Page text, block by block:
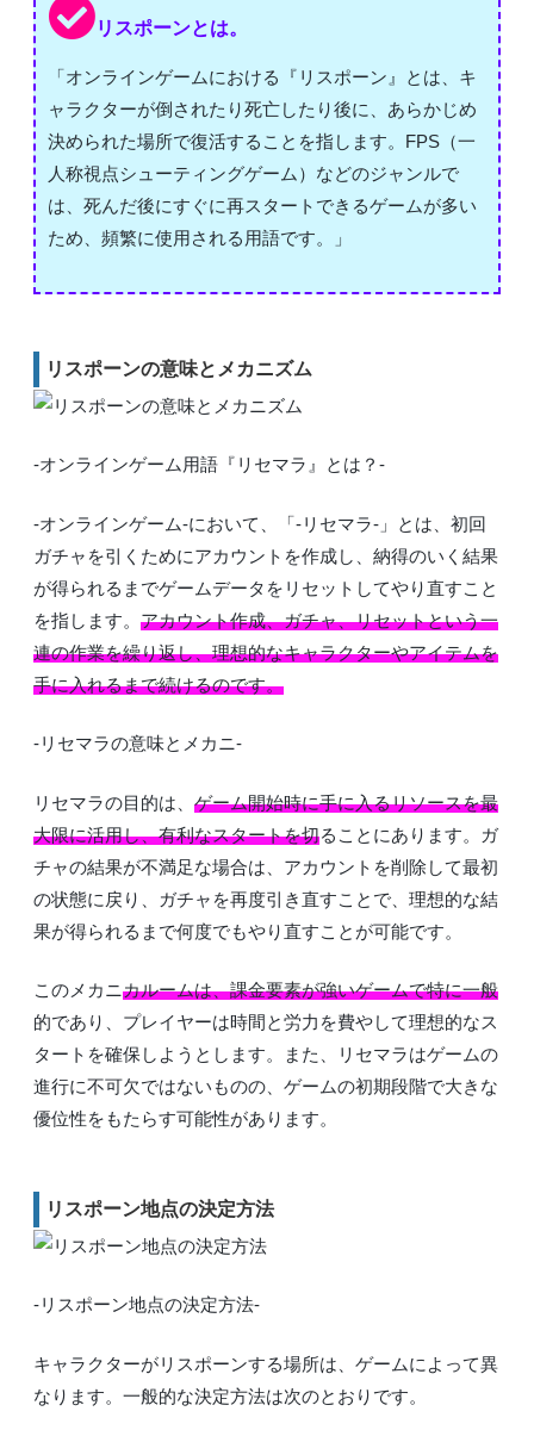
リスポーンとは。
「オンラインゲームにおける『リスポーン』とは、キ
ャラクターが倒されたり死亡したり後に、あらかじめ
決められた場所で復活することを指します。FPS（一
人称視点シューティングゲーム）などのジャンルで
は、死んだ後にすぐに再スタートできるゲームが多い
ため、頻繁に使用される用語です。」
リスポーンの意味とメカニズム
-オンラインゲーム用語『リセマラ』とは？-
-オンラインゲーム-において、「-リセマラ-」とは、初回
ガチャを引くためにアカウントを作成し、納得のいく結果
が得られるまでゲームデータをリセットしてやり直すこと
を指します。 アカウント作成、ガチャ、リセットという一
連の作業を繰り返し、理想的なキャラクターやアイテムを
手に入れるまで続けるのです。
-リセマラの意味とメカニ-
リセマラの目的は、 ゲーム開始時に手に入るリソースを最
大限に活用し、有利なスタートを切ることにあります。ガ
チャの結果が不満足な場合は、アカウントを削除して最初
の状態に戻り、ガチャを再度引き直すことで、理想的な結
果が得られるまで何度でもやり直すことが可能です。
このメカニカルームは、課金要素が強いゲームで特に一般
的であり、プレイヤーは時間と労力を費やして理想的なス
タートを確保しようとします。また、リセマラはゲームの
進行に不可欠ではないものの、ゲームの初期段階で大きな
優位性をもたらす可能性があります。
リスポーン地点の決定方法
-リスポーン地点の決定方法-
キャラクターがリスポーンする場所は、ゲームによって異
なります。一般的な決定方法は次のとおりです。